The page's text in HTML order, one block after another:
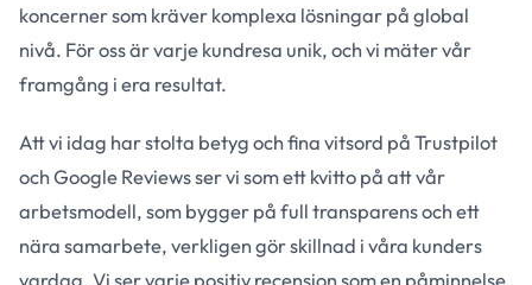
koncerner som kräver komplexa lösningar på global
nivå. För oss är varje kundresa unik, och vi mäter vår
framgång i era resultat.
Att vi idag har stolta betyg och fina vitsord på Trustpilot
och Google Reviews ser vi som ett kvitto på att vår
arbetsmodell, som bygger på full transparens och ett
nära samarbete, verkligen gör skillnad i våra kunders
vardag. Vi ser varje positiv recension som en påminnelse